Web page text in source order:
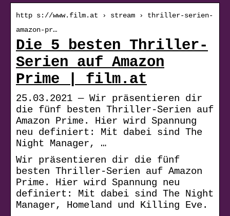
http s://www.film.at › stream › thriller-serien-
amazon-pr…
Die 5 besten Thriller-
Serien auf Amazon
Prime | film.at
25.03.2021 — Wir präsentieren dir
die fünf besten Thriller-Serien auf
Amazon Prime. Hier wird Spannung
neu definiert: Mit dabei sind The
Night Manager, …
Wir präsentieren dir die fünf
besten Thriller-Serien auf Amazon
Prime. Hier wird Spannung neu
definiert: Mit dabei sind The Night
Manager, Homeland und Killing Eve.